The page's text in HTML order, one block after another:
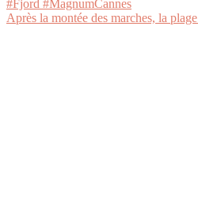
Après la montée des marches, la